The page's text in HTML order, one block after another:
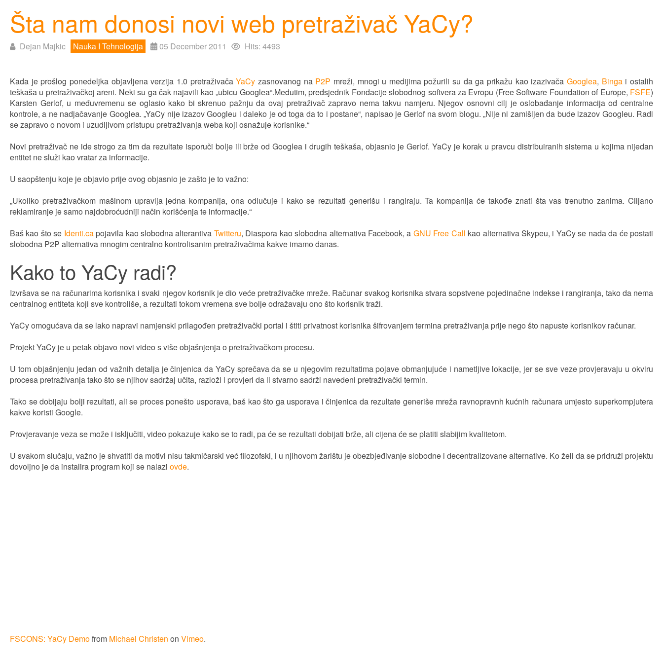
Šta nam donosi novi web pretraživač YaCy?
Dejan Majkic Nauka I Tehnologija 05 December 2011 Hits: 4493
Kada je prošlog ponedeljka objavljena verzija 1.0 pretraživačaYaCy zasnovanog na P2P mreži, mnogi u medijima požurili su da ga prikažu kao izazivačaGooglea, Binga i ostalih
teškaša u pretraživačkoj areni. Neki su ga čak najavili kao „ubicu Googlea“.Međutim, predsjednik Fondacije slobodnog softvera za Evropu (Free Software Foundation of Europe, FSFE)
Karsten Gerlof, u međuvremenu se oglasio kako bi skrenuo pažnju da ovaj pretraživač zapravo nema takvu namjeru. Njegov osnovni cilj je oslobađanje informacija od centralne
kontrole, a ne nadjačavanje Googlea. „YaCy nije izazov Googleu i daleko je od toga da to i postane“, napisao je Gerlof na svom blogu. „Nije ni zamišljen da bude izazov Googleu. Radi
se zapravo o novom i uzudljivom pristupu pretraživanja weba koji osnažuje korisnike.“
Novi pretraživač ne ide strogo za tim da rezultate isporuči bolje ili brže od Googlea i drugih teškaša, objasnio je Gerlof. YaCy je korak u pravcu distribuiranih sistema u kojima nijedan
entitet ne služi kao vratar za informacije.
U saopštenju koje je objavio prije ovog objasnio je zašto je to važno:
„Ukoliko pretraživačkom mašinom upravlja jedna kompanija, ona odlučuje i kako se rezultati generišu i rangiraju. Ta kompanija će takođe znati šta vas trenutno zanima. Ciljano
reklamiranje je samo najdobroćudniji način korišćenja te informacije.“
Baš kao što se Identi.capojavila kao slobodna alterantiva Twitteru, Diaspora kao slobodna alternativa Facebook, a GNU Free Call kao alternativa Skypeu, i YaCy se nada da će postati
slobodna P2P alternativa mnogim centralno kontrolisanim pretraživačima kakve imamo danas.
Kako to YaCy radi?
Izvršava se na računarima korisnika i svaki njegov korisnik je dio veće pretraživačke mreže. Računar svakog korisnika stvara sopstvene pojedinačne indekse i rangiranja, tako da nema
centralnog entiteta koji sve kontroliše, a rezultati tokom vremena sve bolje odražavaju ono što korisnik traži.
YaCy omogućava da se lako napravi namjenski prilagođen pretraživački portal i štiti privatnost korisnika šifrovanjem termina pretraživanja prije nego što napuste korisnikov računar.
Projekt YaCy je u petak objavo novi video s više objašnjenja o pretraživačkom procesu.
U tom objašnjenju jedan od važnih detalja je činjenica da YaCy sprečava da se u njegovim rezultatima pojave obmanjujuće i nametljive lokacije, jer se sve veze provjeravaju u okviru
procesa pretraživanja tako što se njihov sadržaj učita, razloži i provjeri da li stvarno sadrži navedeni pretraživački termin.
Tako se dobijaju bolji rezultati, ali se proces ponešto usporava, baš kao što ga usporava i činjenica da rezultate generiše mreža ravnopravnh kućnih računara umjesto superkompjutera
kakve koristi Google.
Provjeravanje veza se može i isključiti, video pokazuje kako se to radi, pa će se rezultati dobijati brže, ali cijena će se platiti slabijim kvalitetom.
U svakom slučaju, važno je shvatiti da motivi nisu takmičarski već filozofski, i u njihovom žarištu je obezbjeđivanje slobodne i decentralizovane alternative. Ko želi da se pridruži projektu
dovoljno je da instalira program koji se nalazi ovde.
FSCONS: YaCy Demofrom Michael Christen on Vimeo.